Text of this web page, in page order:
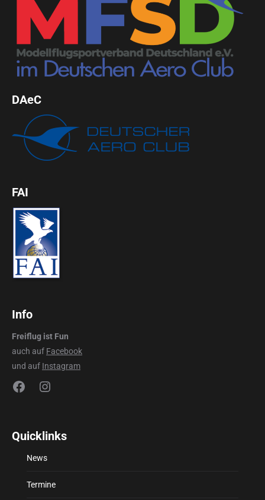
DAeC
FAI
Info
Freiflug ist Fun
auch auf Facebook
und auf Instagram
FacebookInstagram
Quicklinks
News
Termine